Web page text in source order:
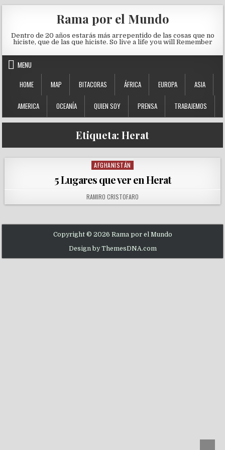
Rama por el Mundo
Dentro de 20 años estarás más arrepentido de las cosas que no
hiciste, que de las que hiciste. So live a life you will Remember
MENU
HOME
MAP BITACORAS ÁFRICA EUROPA ASIA
AMERICA OCEANÍA QUIEN SOY PRENSA TRABAJEMOS
Etiqueta: Herat
Posted in
AFGHANISTÁN
5 Lugares que ver en Herat
AUTHOR:
RAMIRO CRISTOFARO
Copyright © 2026 Rama por el Mundo
Design by ThemesDNA.com